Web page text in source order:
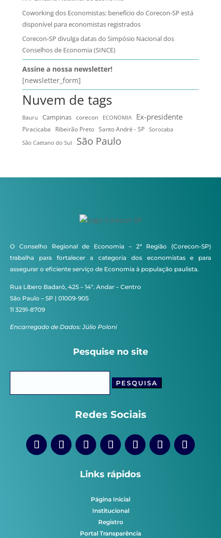
Coworking dos Economistas: benefício do Corecon-SP está
disponível para economistas registrados
Corecon-SP divulga datas do Simpósio Nacional dos
Conselhos de Economia (SINCE)
Assine a nossa newsletter!
[newsletter_form]
Nuvem de tags
Bauru Campinas corecon ECONOMIA Ex-presidente
Piracicaba Ribeirão Preto Santo André - SP
Sorocaba
São Caetano do Sul
São Paulo
O Conselho Regional de Economia – 2ª Região (Corecon-SP)
trabalha para fortalecer a categoria dos economistas e para
assegurar o eficiente serviço de Economia à população paulista.
Rua Líbero Badaró, 425 – 14º. Andar – Centro
São Paulo – SP | 01009-905
11 3291-8709
Encarregado de Dados: Júlio Poloni
Pesquise no site
Redes Sociais
Links rápidos
Página Inicial
Institucional
Registro
Portal Transparência